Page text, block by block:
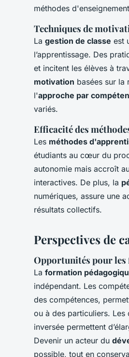
méthodes
Techniques de
La gestion de classe est
l’apprentissage. Des
et incitent les élèves à
motivation basées sur
l'approche par
variés.
Efficacité des
Les méthodes
étudiants au cœur du
autonomie mais accroît
interactives. De plus, la
numériques, assure une
résultats collectifs.
Perspectives de
Opportunités pour
La formation
indépendant. Les
des compétences,
ou à des particuliers.
inversée permettent
Devenir un acteur du
possible, tout en